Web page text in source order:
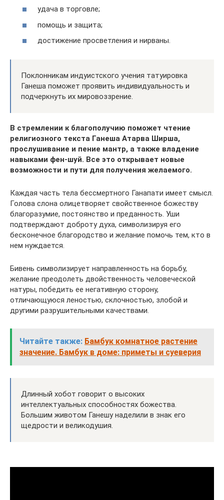
удача в торговле;
помощь и защита;
достижение просветления и нирваны.
Поклонникам индуистского учения татуировка
Ганеша поможет проявить индивидуальность и
подчеркнуть их мировоззрение.
В стремлении к благополучию поможет чтение
религиозного текста Ганеша Атарва Ширша,
прослушивание и пение мантр, а также владение
навыками фен-шуй. Все это открывает новые
возможности и пути для получения желаемого.
Каждая часть тела бессмертного Ганапати имеет смысл.
Голова слона олицетворяет свойственное божеству
благоразумие, постоянство и преданность. Уши
подтверждают доброту духа, символизируя его
бесконечное благородство и желание помочь тем, кто в
нем нуждается.
Бивень символизирует направленность на борьбу,
желание преодолеть двойственность человеческой
натуры, победить ее негативную сторону,
отличающуюся леностью, склочностью, злобой и
другими разрушительными качествами.
Читайте также: Бамбук комнатное растение
значение. Бамбук в доме: приметы и суеверия
Длинный хобот говорит о высоких
интеллектуальных способностях божества.
Большим животом Ганешу наделили в знак его
щедрости и великодушия.